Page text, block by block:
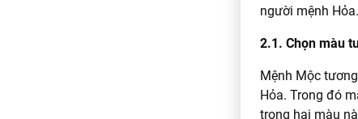
người mệnh
2.1. Chọn màu
Mệnh Mộc
Hỏa. Trong đó
trong hai màu